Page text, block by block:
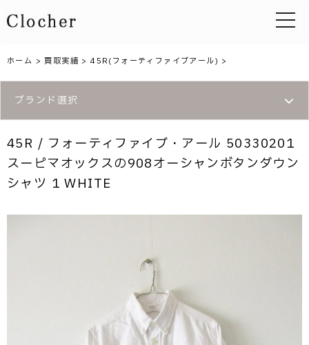
toggle
ホーム >買取実績 >45R(フォーティファイブアール) >
ブランド選択
45R / フォーティファイブ・アール 50330201
スーピマオックスの908オーシャンボタンダウン
シャツ 1 WHITE